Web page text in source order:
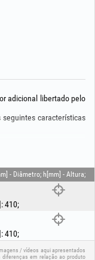
adicional libertado pelo
características
0.6 mm
- Diâmetro; h[mm] - Altura;
:410;
:410;
/ vídeos aqui apresentados
em relação ao produto